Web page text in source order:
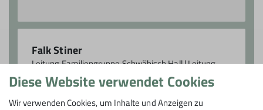
Falk Stiner
Leitung Familiengruppe Schwäbisch Hall | Leitung
Bezirksgruppe Schwäbisch Hall
familiengruppe.sha@dav-
Diese Website verwendet Cookies
Wir verwenden Cookies, um Inhalte und Anzeigen zu